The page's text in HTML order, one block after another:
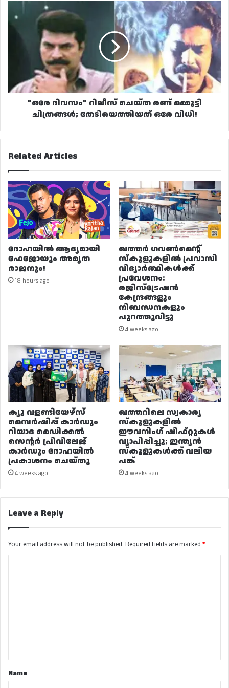
"ഒരേ
ദിവസം"
റിലീസ്
ചെയ്ത
ചിത്രങ്ങൾ;
തേടിയെത്തിയത്
ഒരേ
"ഒരേ ദിവസം" റിലീസ് ചെയ്ത രണ്ട് മമ്മൂട്ടി
ചിത്രങ്ങൾ; തേടിയെത്തിയത് ഒരേ വിധി!
Related Articles
ദോഹയിൽ ആദ്യമായി
ഫേജോയും അമൃത
രാജനും!
18 hours ago
ഖത്തർ ഗവൺമെന്റ്
സ്കൂളുകളിൽ പ്രവാസി
വിദ്യാർത്ഥികൾക്ക്
പ്രവേശനം:
രജിസ്ട്രേഷൻ
കേന്ദ്രങ്ങളും
നിബന്ധനകളും
പുറത്തുവിട്ടു
4 weeks ago
ക്യു വളണ്ടിയേഴ്‌സ്
മെമ്പർഷിപ്പ് കാർഡും
റിയാദ മെഡിക്കൽ
സെന്റർ പ്രിവിലേജ്
കാർഡും ദോഹയിൽ
പ്രകാശനം ചെയ്തു
4 weeks ago
ഖത്തറിലെ സ്വകാര്യ
സ്കൂളുകളിൽ
ഈവനിംഗ് ഷിഫ്റ്റുകൾ
വ്യാപിപ്പിച്ചു; ഇന്ത്യൻ
സ്കൂളുകൾക്ക് വലിയ
പങ്ക്
4 weeks ago
Leave a Reply
Your email address will not be published. Required fields are marked *
*Name